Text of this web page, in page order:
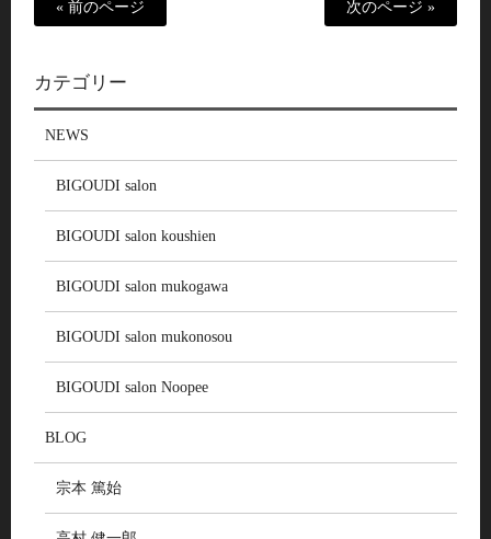
« 前のページ 次のページ »
カテゴリー
NEWS
BIGOUDI salon
BIGOUDI salon koushien
BIGOUDI salon mukogawa
BIGOUDI salon mukonosou
BIGOUDI salon Noopee
BLOG
宗本 篤始